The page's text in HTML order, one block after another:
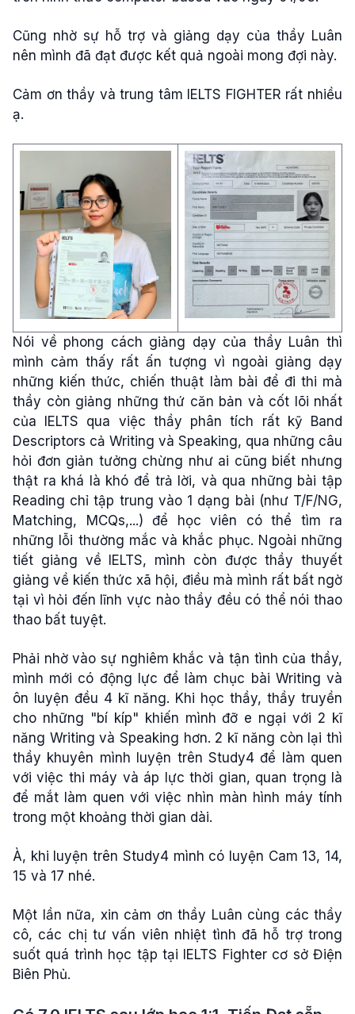
Cũng nhờ sự hỗ trợ và giảng dạy của thầy Luân
nên mình đã đạt được kết quả ngoài mong đợi này.
Cảm ơn thầy và trung tâm IELTS FIGHTER rất nhiều
ạ.
Nói về phong cách giảng dạy của thầy Luân thì
mình cảm thấy rất ấn tượng vì ngoài giảng dạy
những kiến thức, chiến thuật làm bài để đi thi mà
thầy còn giảng những thứ căn bản và cốt lõi nhất
của IELTS qua việc thầy phân tích rất kỹ Band
Descriptors cả Writing và Speaking, qua những câu
hỏi đơn giản tưởng chừng như ai cũng biết nhưng
thật ra khá là khó để trả lời, và qua những bài tập
Reading chỉ tập trung vào 1 dạng bài (như T/F/NG,
Matching, MCQs,...) để học viên có thể tìm ra
những lỗi thường mắc và khắc phục. Ngoài những
tiết giảng về IELTS, mình còn được thầy thuyết
giảng về kiến thức xã hội, điều mà mình rất bất ngờ
tại vì hỏi đến lĩnh vực nào thầy đều có thể nói thao
thao bất tuyệt.
Phải nhờ vào sự nghiêm khắc và tận tình của thầy,
mình mới có động lực để làm chục bài Writing và
ôn luyện đều 4 kĩ năng. Khi học thầy, thầy truyền
cho những "bí kíp" khiến mình đỡ e ngại với 2 kĩ
năng Writing và Speaking hơn. 2 kĩ năng còn lại thì
thầy khuyên mình luyện trên Study4 để làm quen
với việc thi máy và áp lực thời gian, quan trọng là
để mắt làm quen với việc nhìn màn hình máy tính
trong một khoảng thời gian dài.
À, khi luyện trên Study4 mình có luyện Cam 13, 14,
15 và 17 nhé.
Một lần nữa, xin cảm ơn thầy Luân cùng các thầy
cô, các chị tư vấn viên nhiệt tình đã hỗ trợ trong
suốt quá trình học tập tại IELTS Fighter cơ sở Điện
Biên Phủ.